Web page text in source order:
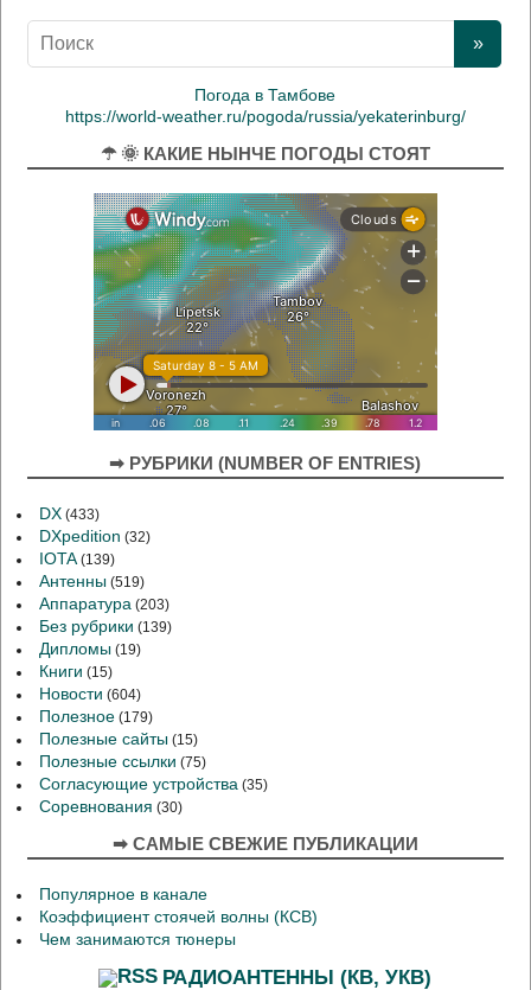
Погода в Тамбове
https://world-weather.ru/pogoda/russia/yekaterinburg/
☂ 🌞 КАКИЕ НЫНЧЕ ПОГОДЫ СТОЯТ
➡ РУБРИКИ (NUMBER OF ENTRIES)
DX (433)
DXpedition (32)
IOTA (139)
Антенны (519)
Аппаратура (203)
Без рубрики (139)
Дипломы (19)
Книги (15)
Новости (604)
Полезное (179)
Полезные сайты (15)
Полезные ссылки (75)
Согласующие устройства (35)
Соревнования (30)
➡ САМЫЕ СВЕЖИЕ ПУБЛИКАЦИИ
Популярное в канале
Коэффициент стоячей волны (КСВ)
Чем занимаются тюнеры
РАДИОАНТЕННЫ (КВ, УКВ)